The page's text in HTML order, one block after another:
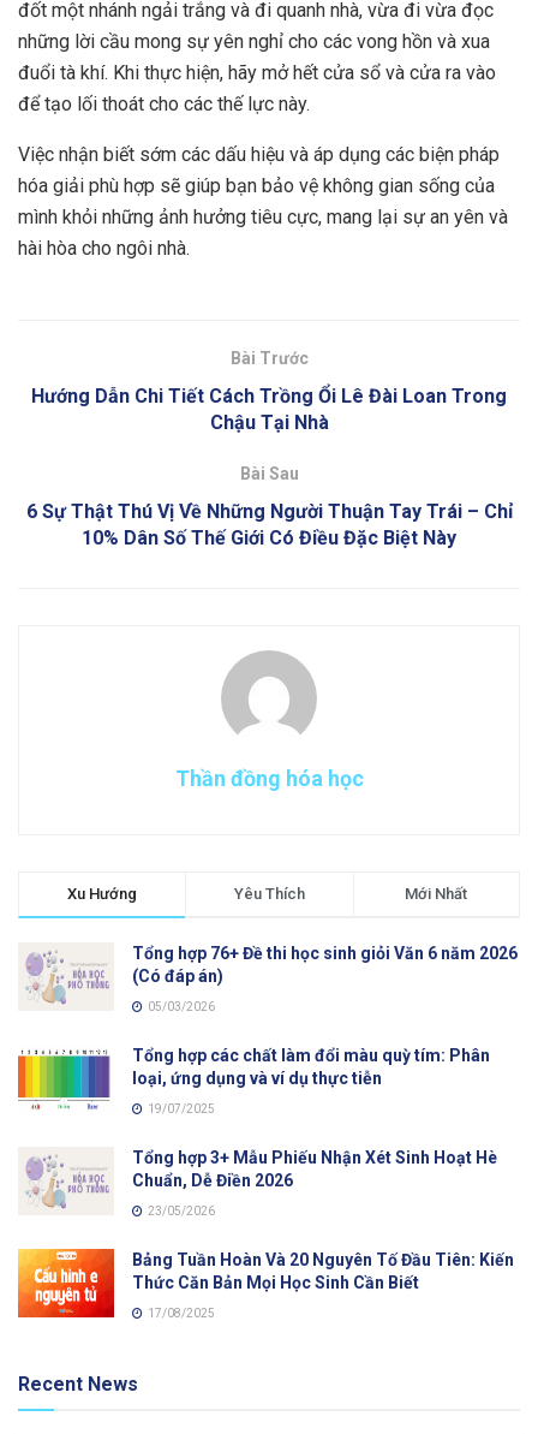
đốt một nhánh ngải trắng và đi quanh nhà, vừa đi vừa đọc
những lời cầu mong sự yên nghỉ cho các vong hồn và xua
đuổi tà khí. Khi thực hiện, hãy mở hết cửa sổ và cửa ra vào
để tạo lối thoát cho các thế lực này.
Việc nhận biết sớm các dấu hiệu và áp dụng các biện pháp
hóa giải phù hợp sẽ giúp bạn bảo vệ không gian sống của
mình khỏi những ảnh hưởng tiêu cực, mang lại sự an yên và
hài hòa cho ngôi nhà.
Bài Trước
Hướng Dẫn Chi Tiết Cách Trồng Ổi Lê Đài Loan Trong
Chậu Tại Nhà
Bài Sau
6 Sự Thật Thú Vị Về Những Người Thuận Tay Trái – Chỉ
10% Dân Số Thế Giới Có Điều Đặc Biệt Này
Thần đồng hóa học
Xu Hướng Yêu Thích Mới Nhất
Tổng hợp 76+ Đề thi học sinh giỏi Văn 6 năm 2026
(Có đáp án)
05/03/2026
Tổng hợp các chất làm đổi màu quỳ tím: Phân
loại, ứng dụng và ví dụ thực tiễn
19/07/2025
Tổng hợp 3+ Mẫu Phiếu Nhận Xét Sinh Hoạt Hè
Chuẩn, Dễ Điền 2026
23/05/2026
Bảng Tuần Hoàn Và 20 Nguyên Tố Đầu Tiên: Kiến
Thức Căn Bản Mọi Học Sinh Cần Biết
17/08/2025
Recent News